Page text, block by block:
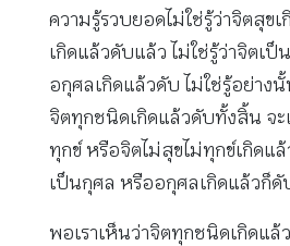
ความรู้รวบยอดไม่ใช่รู้ว่าจิตสุข
เกิดแล้วดับแล้ว ไม่ใช่รู้ว่าจิตเ
อกุศลเกิดแล้วดับ ไม่ใช่รู้อย่าง
จิตทุกชนิดเกิดแล้วดับทั้งสิ้น จ
ทุกข์ หรือจิตไม่สุขไม่ทุกข์เกิดแ
เป็นกุศล หรืออกุศลเกิดแล้วก็ดั
พอเราเห็นว่าจิตทุกชนิดเกิดแ